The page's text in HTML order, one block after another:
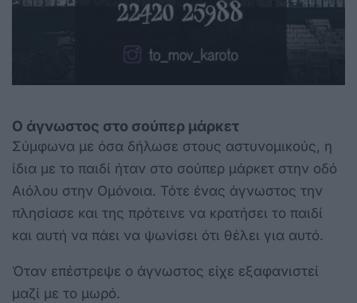
Ο άγνωστος στο σούπερ μάρκετ
Σύμφωνα με όσα δήλωσε στους αστυνομικούς, η
ίδια με το παιδί ήταν στο σούπερ μάρκετ στην οδό
Αιόλου στην Ομόνοια. Τότε ένας άγνωστος την
πλησίασε και της πρότεινε να κρατήσει το παιδί
και αυτή να πάει να ψωνίσει ότι θέλει για αυτό.
Όταν επέστρεψε ο άγνωστος είχε εξαφανιστεί
μαζί με το μωρό.